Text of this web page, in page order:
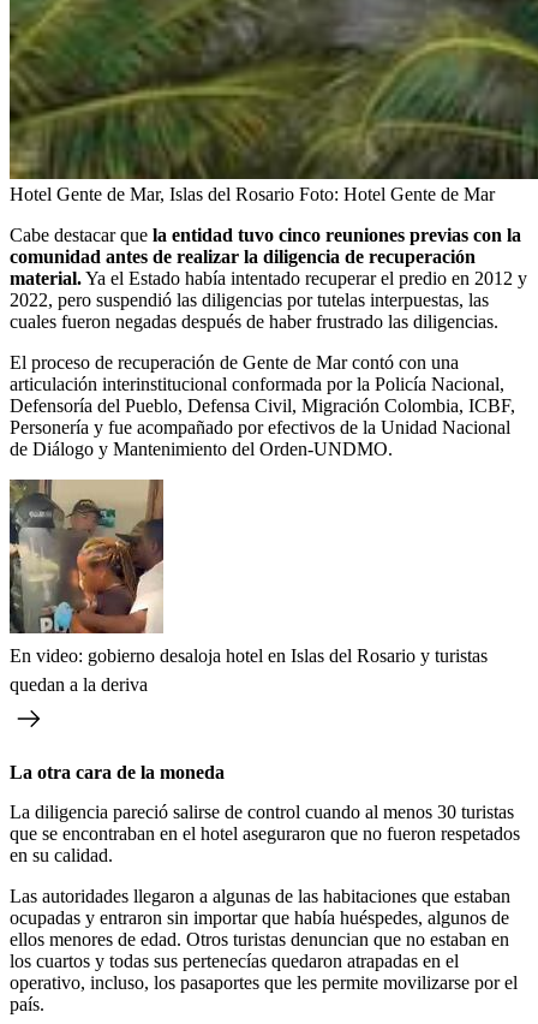
Hotel Gente de Mar, Islas del Rosario Foto: Hotel Gente de Mar
Cabe destacar que la entidad tuvo cinco reuniones previas con la
comunidad antes de realizar la diligencia de recuperación
material.Ya el Estado había intentado recuperar el predio en 2012 y
2022, pero suspendió las diligencias por tutelas interpuestas, las
cuales fueron negadas después de haber frustrado las diligencias.
El proceso de recuperación de Gente de Mar contó con una
articulación interinstitucional conformada por la Policía Nacional,
Defensoría del Pueblo, Defensa Civil, Migración Colombia, ICBF,
Personería y fue acompañado por efectivos de la Unidad Nacional
de Diálogo y Mantenimiento del Orden-UNDMO.
En video: gobierno desaloja hotel en Islas del Rosario y turistas
quedan a la deriva
La otra cara de la moneda
La diligencia pareció salirse de control cuando al menos 30 turistas
que se encontraban en el hotel aseguraron que no fueron respetados
en su calidad.
Las autoridades llegaron a algunas de las habitaciones que estaban
ocupadas y entraron sin importar que había huéspedes, algunos de
ellos menores de edad. Otros turistas denuncian que no estaban en
los cuartos y todas sus pertenecías quedaron atrapadas en el
operativo, incluso, los pasaportes que les permite movilizarse por el
país.